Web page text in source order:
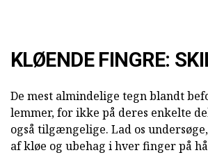
KLØENDE FINGRE:
De mest almindelige tegn blandt
lemmer, for ikke på deres enkelte
også tilgængelige. Lad os
af kløe og ubehag i hver finger på